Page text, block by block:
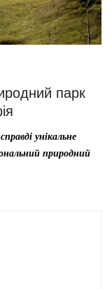
парк
унікальне
природний